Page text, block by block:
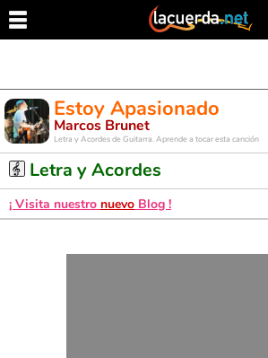
Estoy Apasionado
Marcos Brunet
Letra y Acordes de Guitarra. Aprende a tocar esta canción
Letra y Acordes
¡ Visita nuestro nuevo Blog !